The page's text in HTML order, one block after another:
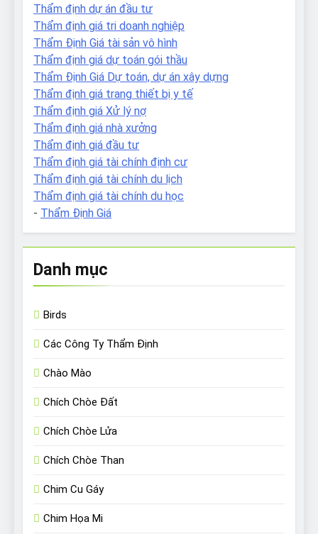
Thẩm định dự án đầu tư
Thẩm định giá tri doanh nghiệp
Thẩm Định Giá tài sản vô hình
Thẩm định giá dự toán gói thầu
Thẩm Định Giá Dự toán, dự án xây dựng
Thẩm định giá trang thiết bị y tế
Thẩm định giá Xử lý nợ
Thẩm định giá nhà xưởng
Thẩm định giá đầu tư
Thẩm định giá tài chính định cư
Thẩm định giá tài chính du lịch
Thẩm định giá tài chính du học
- Thẩm Định Giá
Danh mục
Birds
Các Công Ty Thẩm Định
Chào Mào
Chích Chòe Đất
Chích Chòe Lửa
Chích Chòe Than
Chim Cu Gáy
Chim Họa Mi